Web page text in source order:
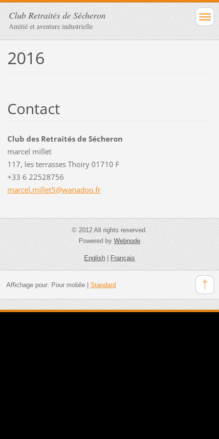
Club Retraités de Sécheron
Amitié et aventure industrielle
2016
Contact
Club des Retraités de Sécheron
marcel millet
117, les terrasses Thoiry 01710 F
+33 6 22528756
marcel.millet5@wanadoo.fr
© 2012 All rights reserved.
Powered byWebnode
English|Français
Affichage pour: Pour mobile| Standard